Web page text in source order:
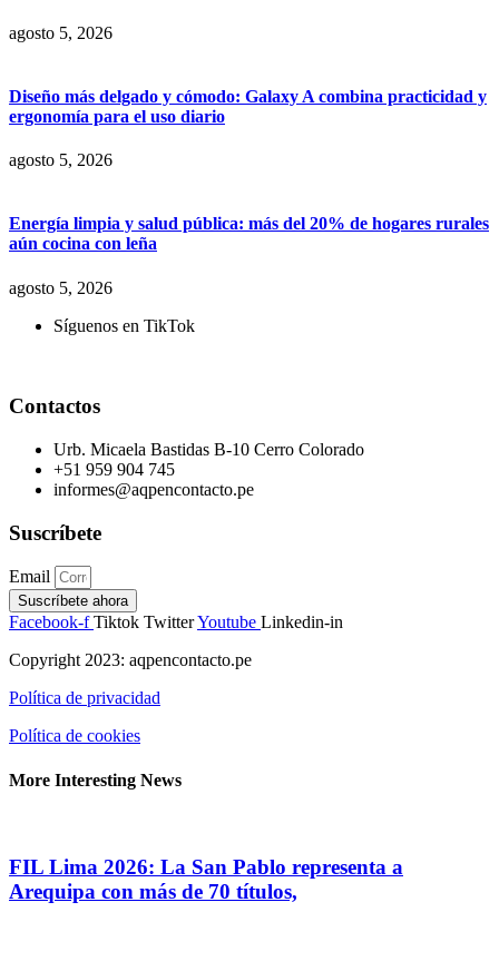
agosto 5, 2026
Diseño más delgado y cómodo: Galaxy A combina practicidad y
ergonomía para el uso diario
agosto 5, 2026
Energía limpia y salud pública: más del 20% de hogares rurales
aún cocina con leña
agosto 5, 2026
Síguenos en TikTok
Contactos
Urb. Micaela Bastidas B-10 Cerro Colorado
+51 959 904 745
informes@aqpencontacto.pe
Suscríbete
Email
Suscríbete ahora
Facebook-f Tiktok TwitterYoutube Linkedin-in
Copyright 2023: aqpencontacto.pe
Política de privacidad
Política de cookies
More Interesting News
FIL Lima 2026: La San Pablo representa a
Arequipa con más de 70 títulos,